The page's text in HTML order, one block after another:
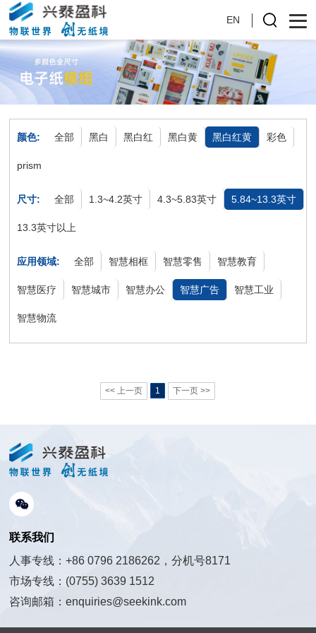
EN
颜色: 全部 黑白 黑白红 黑白黄 黑白红黄 彩色
prism
尺寸: 全部 1.3~4.2英寸 4.3~5.83英寸 5.84~13.3英寸
13.3英寸以上
应用领域: 全部 智慧相框 智慧零售 智慧教育
智慧医疗 智慧城市 智慧办公 智慧广告 智慧工业
智慧物流
<< 上一页 1 下一页 >>
联系我们
人事专线：+86 0796 2186262，分机号8171
市场专线：(0755) 3639 1512
咨询邮箱：enquiries@seekink.com